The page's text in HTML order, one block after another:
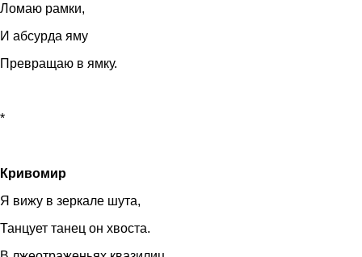
Ломаю рамки,
И абсурда яму
Превращаю в ямку.
*
Кривомир
Я вижу в зеркале шута,
Танцует танец он хвоста.